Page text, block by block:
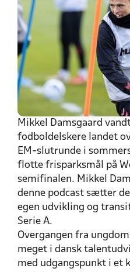
Mikkel Damsgaard
fodboldelskere landet
EM-slutrunde i
flotte frisparksmål på
semifinalen. Mikkel
denne podcast sætter
egen udvikling og
Serie A.
Overgangen fra
meget i dansk
med udgangspunkt i et